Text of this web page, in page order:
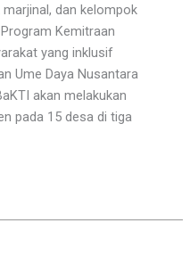
dan kelompok
Kemitraan
yang inklusif
Ume Daya Nusantara
akan melakukan
pada 15 desa di tiga